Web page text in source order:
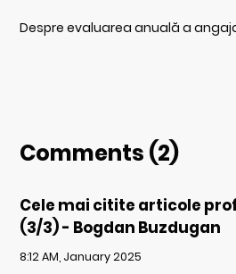
Despre evaluarea anuală a
Comments (2)
Cele mai citite articole
(3/3) - Bogdan Buzdugan
8:12 AM, January 2025